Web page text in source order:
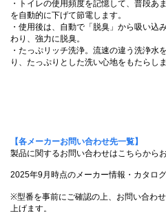
・トイレの使用頻度を記憶して、普段あ
を自動的に下げて節電します。
・使用後は、自動で「脱臭」から吸い込
わり、強力に脱臭。
・たっぷリッチ洗浄。流速の違う洗浄水
り、たっぷりとした洗い心地をもたらしま
【各メーカーお問い合わせ先一覧】
製品に関するお問い合わせはこちらから
2025年9月時点のメーカー情報・カタロ
※型番を事前にご確認の上、お問い合わ
上げます。